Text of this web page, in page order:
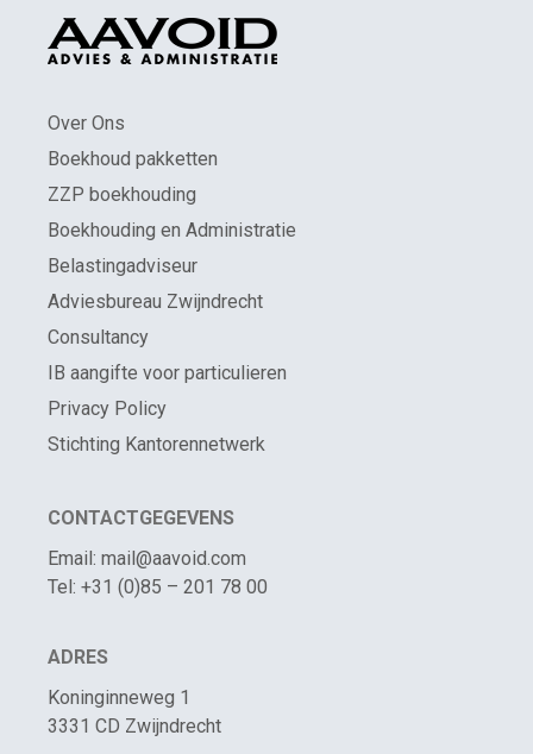
Over Ons
Boekhoud pakketten
ZZP boekhouding
Boekhouding en Administratie
Belastingadviseur
Adviesbureau Zwijndrecht
Consultancy
IB aangifte voor particulieren
Privacy Policy
Stichting Kantorennetwerk
CONTACTGEGEVENS
Email: mail@aavoid.com
Tel: +31 (0)85 – 201 78 00
ADRES
Koninginneweg 1
3331 CD Zwijndrecht